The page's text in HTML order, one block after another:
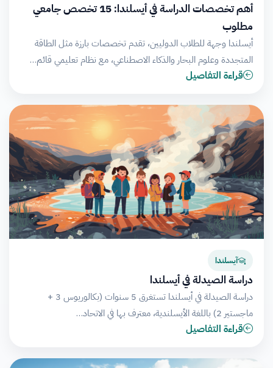
أهم تخصصات الدراسة في أيسلندا: 15 تخصص جامعي
مطلوب
أيسلندا وجهة للطلاب الدوليين، تقدم تخصصات بارزة مثل الطاقة
المتجددة وعلوم البحار والذكاء الاصطناعي، مع نظام تعليمي قائم…
قراءة التفاصيل
آيسلندا
دراسة الصيدلة في أيسلندا
دراسة الصيدلة في أيسلندا تستغرق 5 سنوات (بكالوريوس 3 +
ماجستير 2) باللغة الأيسلندية، معترف بها في الاتحاد…
قراءة التفاصيل